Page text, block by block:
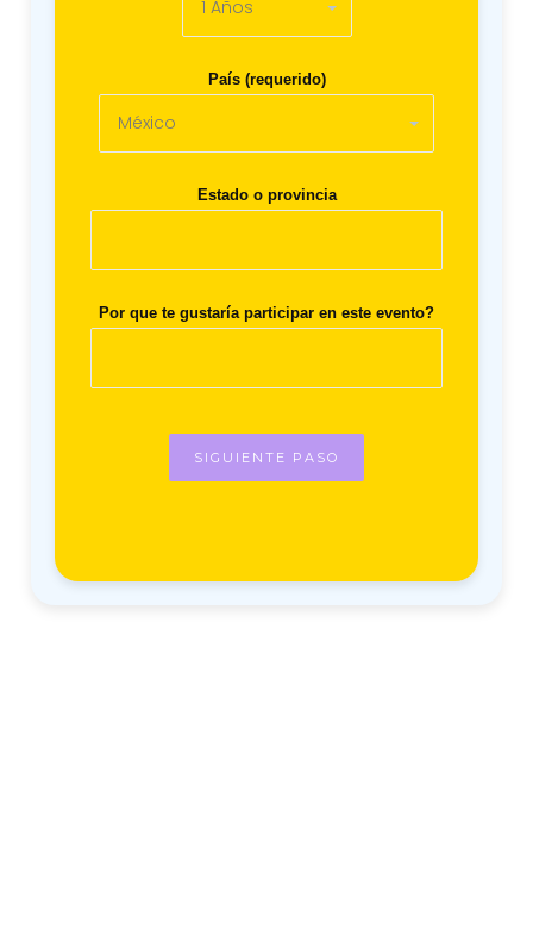
País (requerido)
Estado o provincia
Por que te gustaría participar en este evento?